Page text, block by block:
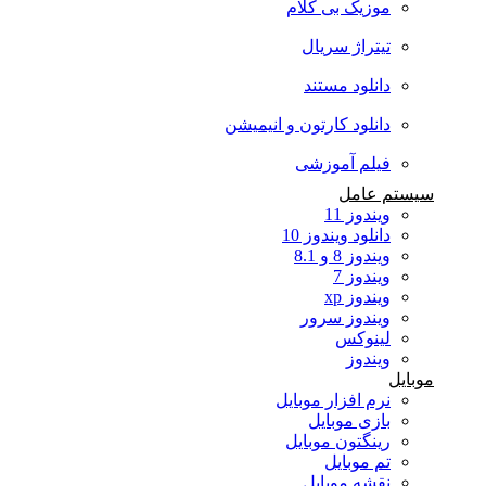
موزیک بی کلام
تیتراژ سریال
دانلود مستند
دانلود کارتون و انیمیشن
فیلم آموزشی
سیستم عامل
ویندوز 11
دانلود ویندوز 10
ویندوز 8 و 8.1
ویندوز 7
ویندوز xp
ویندوز سرور
لینوکس
ویندوز
نرم افزار موبایل
بازی موبایل
رینگتون موبایل
تم موبایل
نقشه موبایل